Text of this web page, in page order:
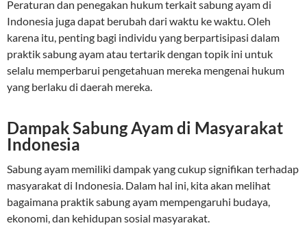
Peraturan dan penegakan hukum terkait sabung ayam di
Indonesia juga dapat berubah dari waktu ke waktu. Oleh
karena itu, penting bagi individu yang berpartisipasi dalam
praktik sabung ayam atau tertarik dengan topik ini untuk
selalu memperbarui pengetahuan mereka mengenai hukum
yang berlaku di daerah mereka.
Dampak Sabung Ayam di Masyarakat
Indonesia
Sabung ayam memiliki dampak yang cukup signifikan terhadap
masyarakat di Indonesia. Dalam hal ini, kita akan melihat
bagaimana praktik sabung ayam mempengaruhi budaya,
ekonomi, dan kehidupan sosial masyarakat.